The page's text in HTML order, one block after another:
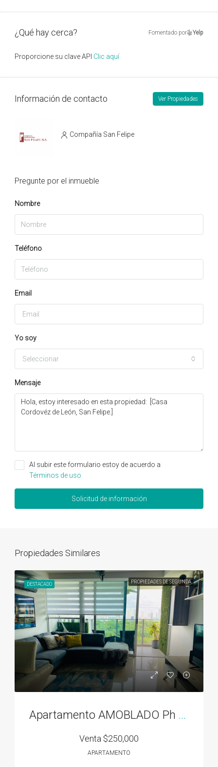
¿Qué hay cerca? Fomentado por Yelp
Proporcione su clave API Clic aquí
Información de contacto Ver Propiedades
Compañía San Felipe
Pregunte por el inmueble
Nombre
Teléfono
Email
Yo soy
Seleccionar
Mensaje
Al subir este formulario estoy de acuerdo a
Términos de uso
Solicitud de información
Propiedades Similares
DESTACADO PROPIEDADES DE SEGUNDA
Apartamento AMOBLADO Ph Residencias del Sol acceso directo al Parque Omar
Venta $250,000
APARTAMENTO